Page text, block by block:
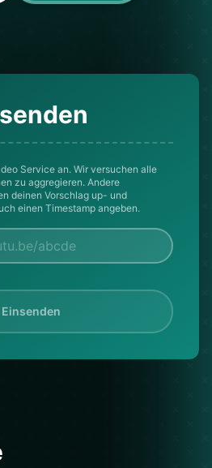
Service an. Wir versuchen alle
zu aggregieren. Andere
deinen Vorschlag up- und
einen Timestamp angeben.
Einsenden